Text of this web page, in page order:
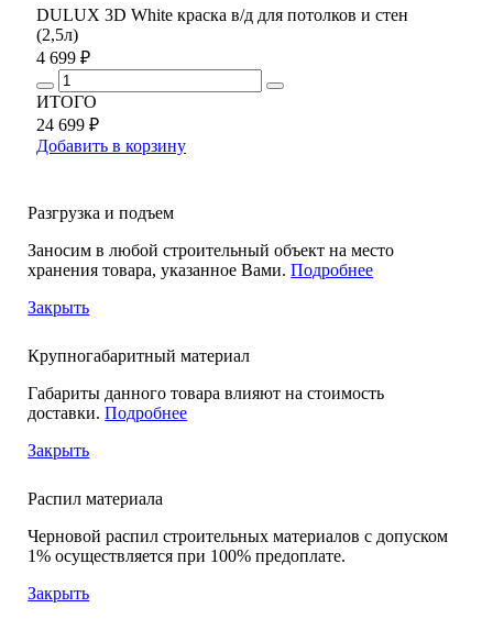
DULUX 3D White краска в/д для потолков и стен
(2,5л)
4 699 ₽
ИТОГО
24 699 ₽
Добавить в корзину
Разгрузка и подъем
Заносим в любой строительный объект на место
хранения товара, указанное Вами.Подробнее
Закрыть
Крупногабаритный материал
Габариты данного товара влияют на стоимость
доставки.Подробнее
Закрыть
Распил материала
Черновой распил строительных материалов с допуском
1% осуществляется при 100% предоплате.
Закрыть